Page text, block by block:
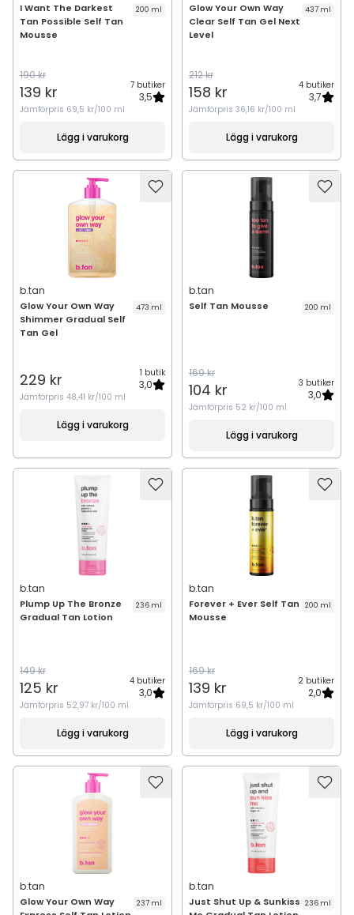
I Want The Darkest
Tan Possible Self Tan
Mousse
200 ml
190 kr
139 kr 7 butiker
3,5
Jämförpris 69,5 kr/100 ml
Lägg i varukorg
Glow Your Own Way
Clear Self Tan Gel Next
Level
437 ml
212 kr
158 kr 4 butiker
3,7
Jämförpris 36,16 kr/100 ml
Lägg i varukorg
b.tan
Glow Your Own Way
Shimmer Gradual Self
Tan Gel
473 ml
229 kr 1 butik
3,0
Jämförpris 48,41 kr/100 ml
Lägg i varukorg
b.tan
Self Tan Mousse 200 ml
169 kr
104 kr 3 butiker
3,0
Jämförpris 52 kr/100 ml
Lägg i varukorg
b.tan
Plump Up The Bronze
Gradual Tan Lotion
236 ml
149 kr
125 kr 4 butiker
3,0
Jämförpris 52,97 kr/100 ml
Lägg i varukorg
b.tan
Forever + Ever Self Tan
Mousse
200 ml
169 kr
139 kr 2 butiker
2,0
Jämförpris 69,5 kr/100 ml
Lägg i varukorg
b.tan
Glow Your Own Way
237 ml
b.tan
Just Shut Up & Sunkiss 236 ml